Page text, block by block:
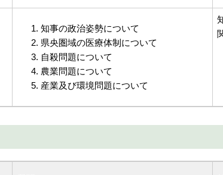
知事の政治姿勢について
県央圏域の医療体制について
自殺問題について
農業問題について
産業及び環境問題について